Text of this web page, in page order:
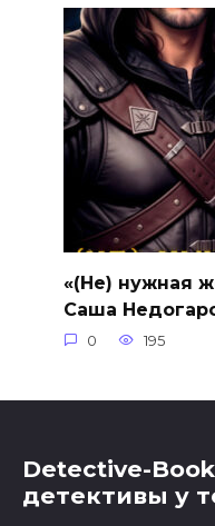
«(Не) нужная
Саша
0 195
Detective-
детективы у